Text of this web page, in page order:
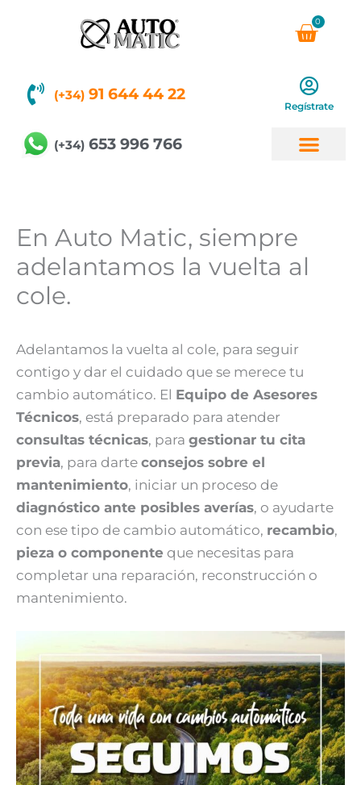
0
(+34) 91 644 44 22
Regístrate
(+34) 653 996 766
En Auto Matic, siempre
adelantamos la vuelta al
cole.
Adelantamos la vuelta al cole, para seguir
contigo y dar el cuidado que se merece tu
cambio automático. El Equipo de Asesores
Técnicos, está preparado para atender
consultas técnicas, para gestionar tu cita
previa, para darte consejos sobre el
mantenimiento, iniciar un proceso de
diagnóstico ante posibles averías, o ayudarte
con ese tipo de cambio automático, recambio,
pieza o componente que necesitas para
completar una reparación, reconstrucción o
mantenimiento.